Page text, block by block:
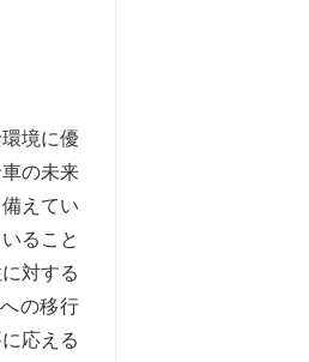
境に優
の未来
えてい
ること
対する
の移行
応える